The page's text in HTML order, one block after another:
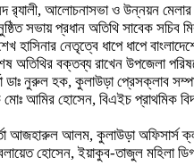
র‌্যালী, আলোচনাসভা ও উন্নয়ন
সভায় প্রধান অতিথি সাবেক সচিব
নেতৃত্বে ধাপে ধাপে
বক্তব্য রাখেন উপজেলা
নুরুল হক, কুলাউড়া প্রেসক্লাব
আমির হোসেন, বিএইচ প্রাথমিক
আজহারুল আলম, কুলাউড়া অফিসার্স
বেলায়েত হোসেন, ইয়াকুব-তাজুল